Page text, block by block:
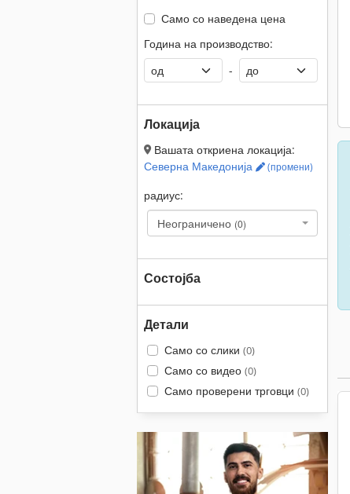
Само со наведена цена
Година на производство:
-
Локација
Вашата откриена локација:
Северна Македонија
(промени)
радиус:
Неограничено (0)
Состојба
Детали
Само со слики (0)
Само со видео (0)
Само проверени трговци (0)